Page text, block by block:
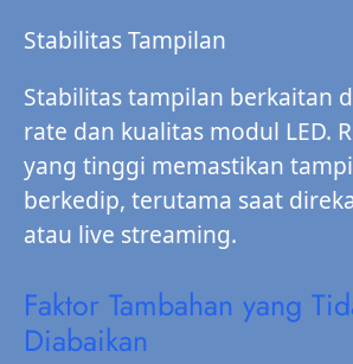
Stabilitas Tampilan
Stabilitas tampilan berkaitan
rate dan kualitas modul LED.
yang tinggi memastikan
berkedip, terutama saat
atau live streaming.
Faktor Tambahan yang
Diabaikan